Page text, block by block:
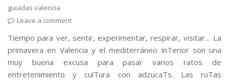
guiadas valencia
Leave a comment
Tiempo para ver, sentir, experimentar, respirar, visitar… La
primavera en Valencia y el mediterráneo inTerior son una
muy buena excusa para pasar varios ratos de
entretenimiento y culTura con adzucaTs. Las ruTas